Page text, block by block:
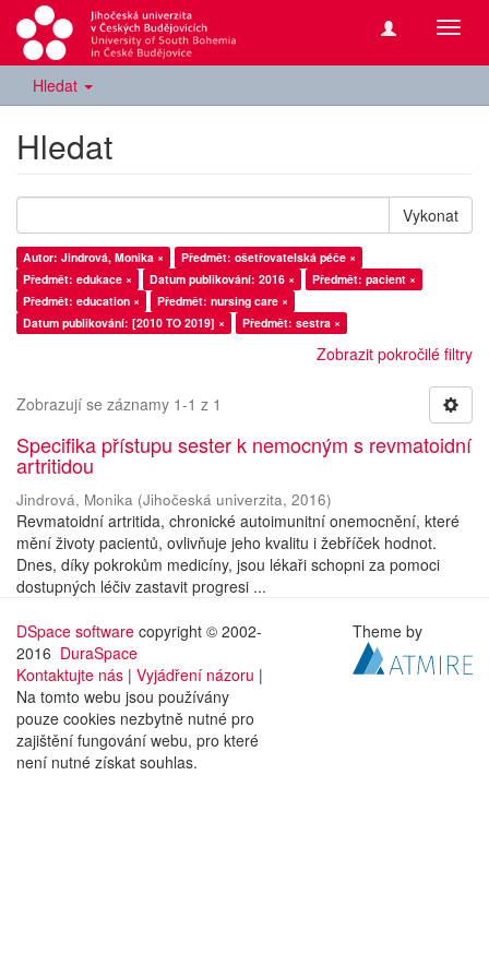
Hledat
Hledat
Vykonat
Autor: Jindrová, Monika ×
Předmět: ošetřovatelská péče ×
Předmět: edukace ×
Datum publikování: 2016 ×
Předmět: pacient ×
Předmět: education ×
Předmět: nursing care ×
Datum publikování: [2010 TO 2019] ×
Předmět: sestra ×
Zobrazit pokročilé filtry
Zobrazují se záznamy 1-1 z 1
Specifika přístupu sester k nemocným s revmatoidní
artritidou
Jindrová, Monika (Jihočeská univerzita, 2016)
Revmatoidní artritida, chronické autoimunitní onemocnění, které
mění životy pacientů, ovlivňuje jeho kvalitu i žebříček hodnot.
Dnes, díky pokrokům medicíny, jsou lékaři schopni za pomoci
dostupných léčiv zastavit progresi ...
DSpace software copyright © 2002-
2016 DuraSpace
Kontaktujte nás | Vyjádření názoru |
Na tomto webu jsou používány
pouze cookies nezbytně nutné pro
zajištění fungování webu, pro které
není nutné získat souhlas.
Theme by